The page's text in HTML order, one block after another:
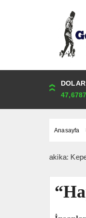
DOLAR
47,6787
ONS
4,341,81
Anasayfa
Son Dakika: Kepez